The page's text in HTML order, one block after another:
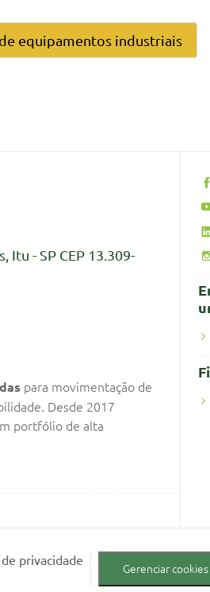
equipamentos industriais
Itu - SP CEP 13.309-
para movimentação de
Desde 2017
portfólio de alta
privacidade
Gerenciar cookies